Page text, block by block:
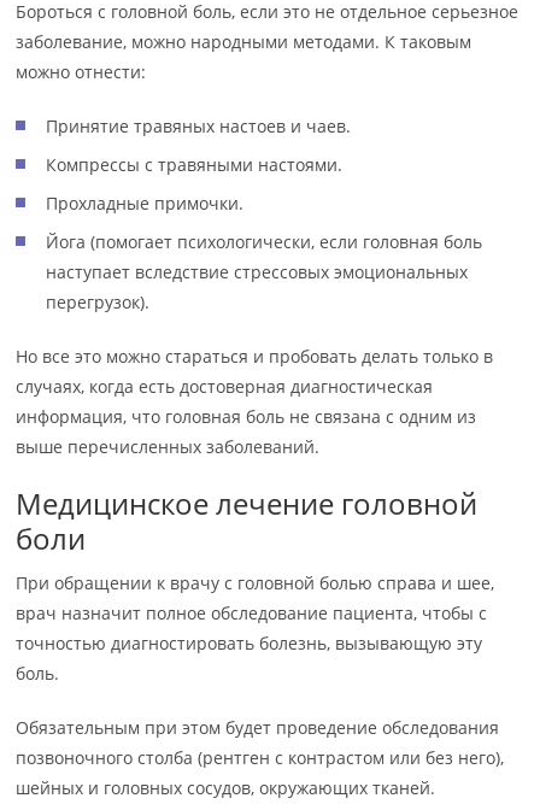
Бороться с головной боль, если это не отдельное серьезное
заболевание, можно народными методами. К таковым
можно отнести:
Принятие травяных настоев и чаев.
Компрессы с травяными настоями.
Прохладные примочки.
Йога (помогает психологически, если головная боль
наступает вследствие стрессовых эмоциональных
перегрузок).
Но все это можно стараться и пробовать делать только в
случаях, когда есть достоверная диагностическая
информация, что головная боль не связана с одним из
выше перечисленных заболеваний.
Медицинское лечение головной
боли
При обращении к врачу с головной болью справа и шее,
врач назначит полное обследование пациента, чтобы с
точностью диагностировать болезнь, вызывающую эту
боль.
Обязательным при этом будет проведение обследования
позвоночного столба (рентген с контрастом или без него),
шейных и головных сосудов, окружающих тканей.